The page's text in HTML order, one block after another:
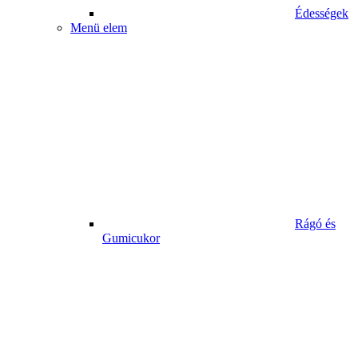
Édességek
Menü elem
Rágó és
Gumicukor